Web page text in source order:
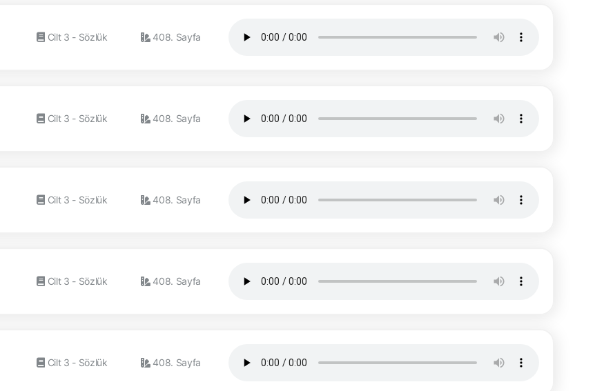
Cilt 3 - Sözlük 408. Sayfa
Cilt 3 - Sözlük 408. Sayfa
Cilt 3 - Sözlük 408. Sayfa
Cilt 3 - Sözlük 408. Sayfa
Cilt 3 - Sözlük 408. Sayfa